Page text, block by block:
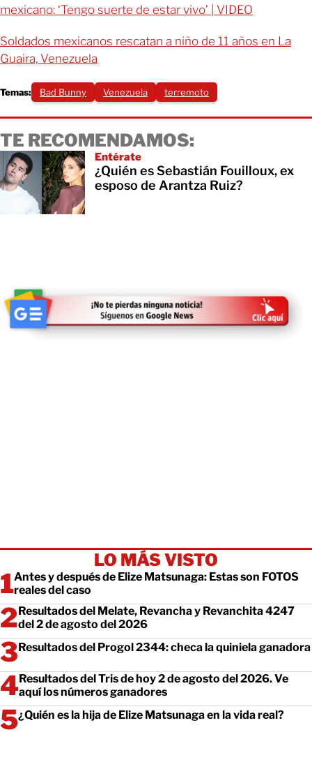
mexicano: ‘Tengo suerte de estar vivo’ | VIDEO
Soldados mexicanos rescatan a niño de 11 años en La
Guaira, Venezuela
Temas: Bad Bunny Venezuela terremoto
TE RECOMENDAMOS:
Entérate
¿Quién es Sebastián Fouilloux, ex
esposo de Arantza Ruiz?
LO MÁS VISTO
Antes y después de Elize Matsunaga: Estas son FOTOS
reales del caso
Resultados del Melate, Revancha y Revanchita 4247
del 2 de agosto del 2026
Resultados del Progol 2344: checa la quiniela ganadora
Resultados del Tris de hoy 2 de agosto del 2026. Ve
aquí los números ganadores
¿Quién es la hija de Elize Matsunaga en la vida real?